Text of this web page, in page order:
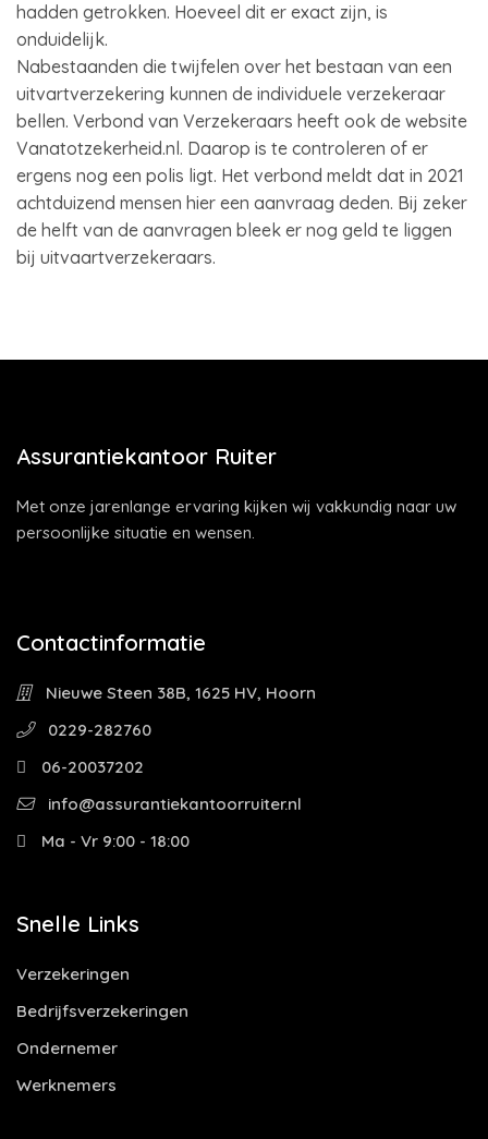
hadden getrokken. Hoeveel dit er exact zijn, is
onduidelijk.
Nabestaanden die twijfelen over het bestaan van een
uitvartverzekering kunnen de individuele verzekeraar
bellen. Verbond van Verzekeraars heeft ook de website
Vanatotzekerheid.nl. Daarop is te controleren of er
ergens nog een polis ligt. Het verbond meldt dat in 2021
achtduizend mensen hier een aanvraag deden. Bij zeker
de helft van de aanvragen bleek er nog geld te liggen
bij uitvaartverzekeraars.
Assurantiekantoor Ruiter
Met onze jarenlange ervaring kijken wij vakkundig naar uw
persoonlijke situatie en wensen.
Contactinformatie
Nieuwe Steen 38B, 1625 HV, Hoorn
0229-282760
06-20037202
info@assurantiekantoorruiter.nl
Ma - Vr 9:00 - 18:00
Snelle Links
Verzekeringen
Bedrijfsverzekeringen
Ondernemer
Werknemers